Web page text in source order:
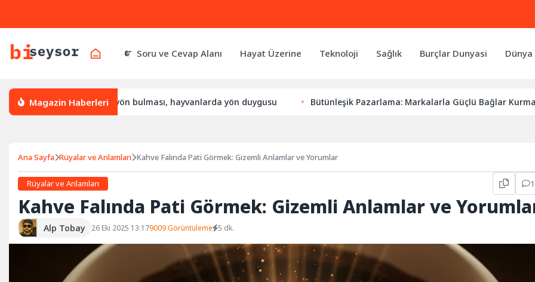
Soru ve Cevap Alanı Hayat Üzerine Teknoloji Sağlık Burçlar Dunyasi
Magazin Haberleri
yön bulur, leylek yön bulması, hayvanlarda yön duygusu Bütünleşik Pazarlama: Markalarla Güçlü Bağlar Kurmanın
Ana Sayfa Rüyalar ve Anlamları Kahve Falında Pati Görmek: Gizemli Anlamlar ve Yorumlar
Rüyalar ve Anlamları
Kahve Falında Pati Görmek: Gizemli Anlamlar ve
Alp Tobay 26 Eki 2025 13:179009 Görüntüleme 5 dk.